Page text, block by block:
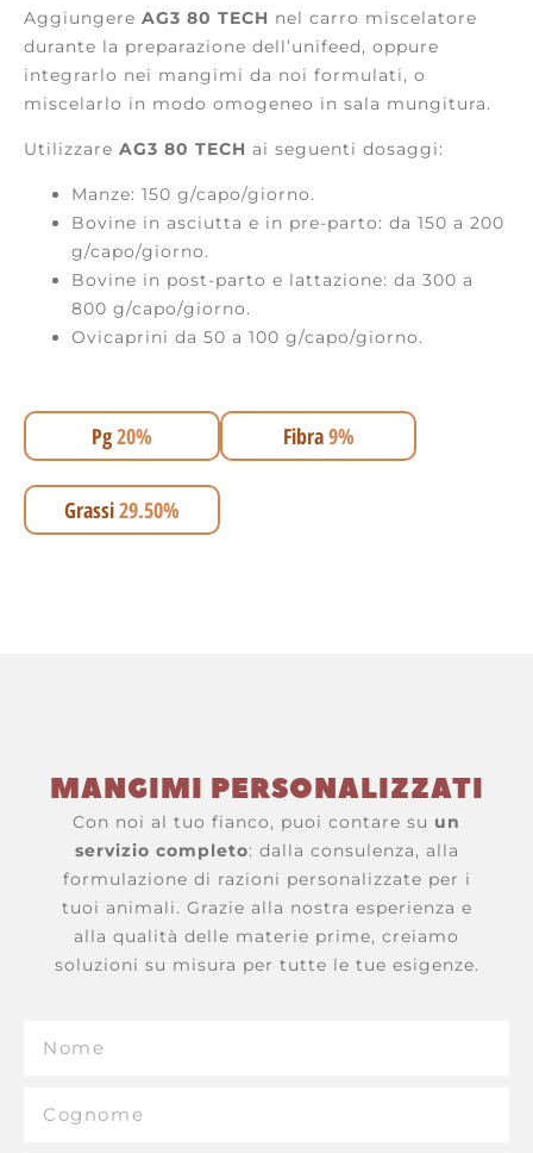
Aggiungere AG3 80 TECH nel carro miscelatore
durante la preparazione dell’unifeed, oppure
integrarlo nei mangimi da noi formulati, o
miscelarlo in modo omogeneo in sala mungitura.
Utilizzare AG3 80 TECH ai seguenti dosaggi:
Manze: 150 g/capo/giorno.
Bovine in asciutta e in pre-parto: da 150 a 200
g/capo/giorno.
Bovine in post-parto e lattazione: da 300 a
800 g/capo/giorno.
Ovicaprini da 50 a 100 g/capo/giorno.
Pg20% Fibra9%
Grassi29.50%
MANGIMI PERSONALIZZATI
Con noi al tuo fianco, puoi contare su un
servizio completo: dalla consulenza, alla
formulazione di razioni personalizzate per i
tuoi animali. Grazie alla nostra esperienza e
alla qualità delle materie prime, creiamo
soluzioni su misura per tutte le tue esigenze.